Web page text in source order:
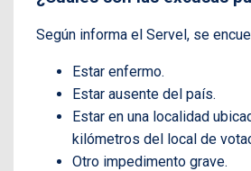
Según informa el Servel, se
Estar enfermo.
Estar ausente del país.
Estar en una localidad
kilómetros del local de
Otro impedimento grave.